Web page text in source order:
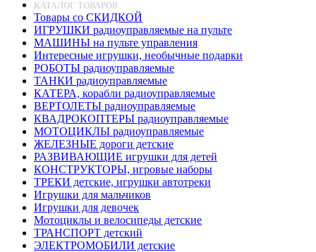
КАТАЛОГ ТОВАРОВ
Товары со СКИДКОЙ
ИГРУШКИ радиоуправляемые на пульте
МАШИНЫ на пульте управления
Интересные игрушки, необычные подарки
РОБОТЫ радиоуправляемые
ТАНКИ радиоуправляемые
КАТЕРА, корабли радиоуправляемые
ВЕРТОЛЕТЫ радиоуправляемые
КВАДРОКОПТЕРЫ радиоуправляемые
МОТОЦИКЛЫ радиоуправляемые
ЖЕЛЕЗНЫЕ дороги детские
РАЗВИВАЮЩИЕ игрушки для детей
КОНСТРУКТОРЫ, игровые наборы
ТРЕКИ детские, игрушки автотреки
Игрушки для мальчиков
Игрушки для девочек
Мотоциклы и велосипеды детские
ТРАНСПОРТ детский
ЭЛЕКТРОМОБИЛИ детские